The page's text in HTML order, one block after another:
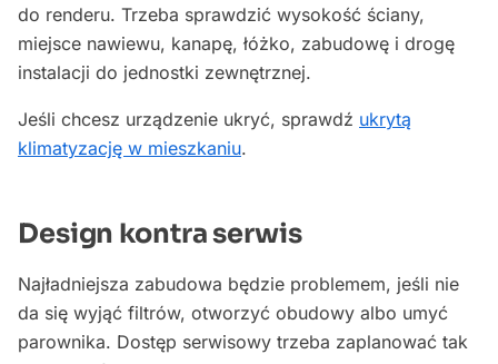
do renderu. Trzeba sprawdzić wysokość ściany,
miejsce nawiewu, kanapę, łóżko, zabudowę i drogę
instalacji do jednostki zewnętrznej.
Jeśli chcesz urządzenie ukryć, sprawdź ukrytą
klimatyzację w mieszkaniu.
Design kontra serwis
Najładniejsza zabudowa będzie problemem, jeśli nie
da się wyjąć filtrów, otworzyć obudowy albo umyć
parownika. Dostęp serwisowy trzeba zaplanować tak